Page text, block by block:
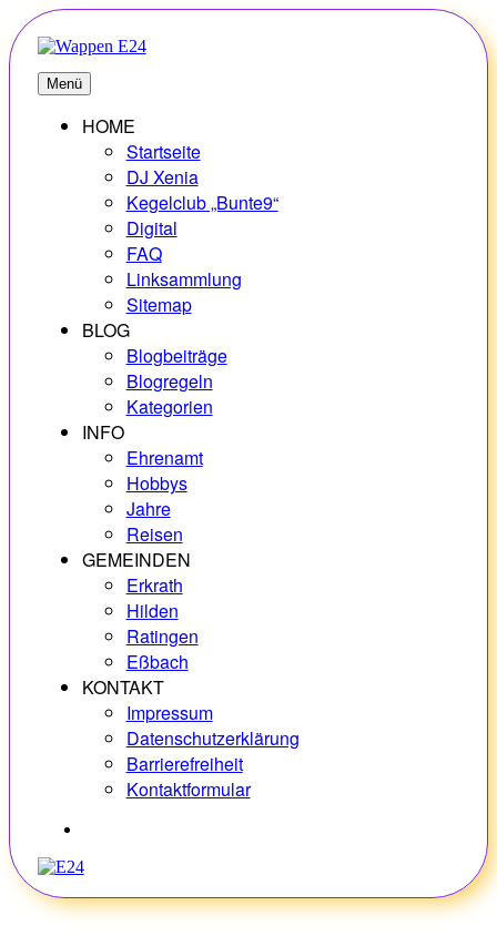
Zum
Inhalt
springen
E24
Erlebnisse – Hobbys – Vielfalt
Menü
HOME
Startseite
DJ Xenia
Kegelclub „Bunte9“
Digital
FAQ
Linksammlung
Sitemap
BLOG
Blogbeiträge
Blogregeln
Kategorien
INFO
Ehrenamt
Hobbys
Jahre
Reisen
GEMEINDEN
Erkrath
Hilden
Ratingen
Eßbach
KONTAKT
Impressum
Datenschutzerklärung
Barrierefreiheit
Kontaktformular